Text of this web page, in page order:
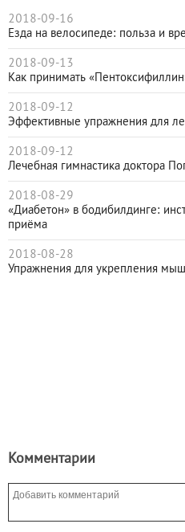
2018-09-16
Езда на велосипеде: польза и
2018-09-13
2018-09-12
Эффективные упражнения для
2018-09-12
Лечебная гимнастика доктора
2018-08-29
«Диабетон» в бодибилдинге:
приёма
2018-08-28
Упражнения для укрепления
Комментарии